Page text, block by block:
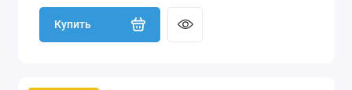
Купить